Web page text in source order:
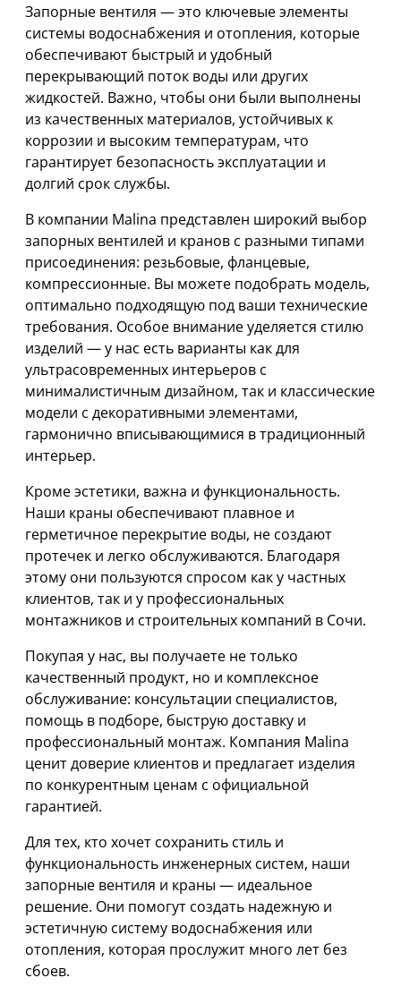
Запорные вентиля — это ключевые элементы
системы водоснабжения и отопления, которые
обеспечивают быстрый и удобный
перекрывающий поток воды или других
жидкостей. Важно, чтобы они были выполнены
из качественных материалов, устойчивых к
коррозии и высоким температурам, что
гарантирует безопасность эксплуатации и
долгий срок службы.
В компании Malina представлен широкий выбор
запорных вентилей и кранов с разными типами
присоединения: резьбовые, фланцевые,
компрессионные. Вы можете подобрать модель,
оптимально подходящую под ваши технические
требования. Особое внимание уделяется стилю
изделий — у нас есть варианты как для
ультрасовременных интерьеров с
минималистичным дизайном, так и классические
модели с декоративными элементами,
гармонично вписывающимися в традиционный
интерьер.
Кроме эстетики, важна и функциональность.
Наши краны обеспечивают плавное и
герметичное перекрытие воды, не создают
протечек и легко обслуживаются. Благодаря
этому они пользуются спросом как у частных
клиентов, так и у профессиональных
монтажников и строительных компаний в Сочи.
Покупая у нас, вы получаете не только
качественный продукт, но и комплексное
обслуживание: консультации специалистов,
помощь в подборе, быструю доставку и
профессиональный монтаж. Компания Malina
ценит доверие клиентов и предлагает изделия
по конкурентным ценам с официальной
гарантией.
Для тех, кто хочет сохранить стиль и
функциональность инженерных систем, наши
запорные вентиля и краны — идеальное
решение. Они помогут создать надежную и
эстетичную систему водоснабжения или
отопления, которая прослужит много лет без
сбоев.